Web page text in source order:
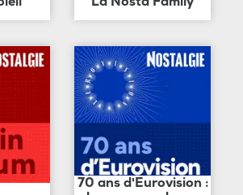
70 ans d'Eurovision :